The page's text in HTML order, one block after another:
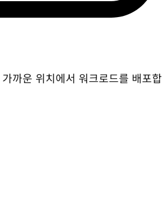
까운 위치에서 워크로드를 배포합